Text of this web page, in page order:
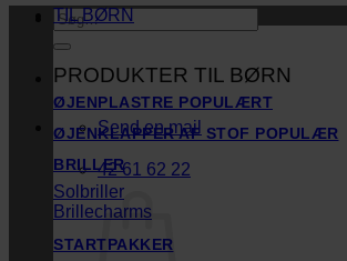
Søg
efter:
Send en mail
42 61 62 22
TIL BØRN
PRODUKTER TIL BØRN
ØJENPLASTRE
ØJENKLAPPER AF STOF
BRILLER
Solbriller
Brillecharms
STARTPAKKER